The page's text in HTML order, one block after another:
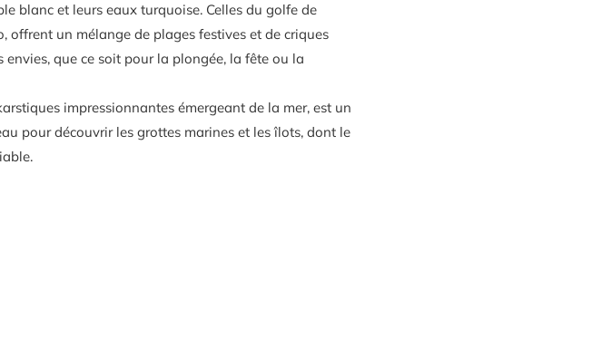
blanc et leurs eaux turquoise. Celles du golfe de
offrent un mélange de plages festives et de criques
envies, que ce soit pour la plongée, la fête ou la
impressionnantes émergeant de la mer, est un
pour découvrir les grottes marines et les îlots, dont le